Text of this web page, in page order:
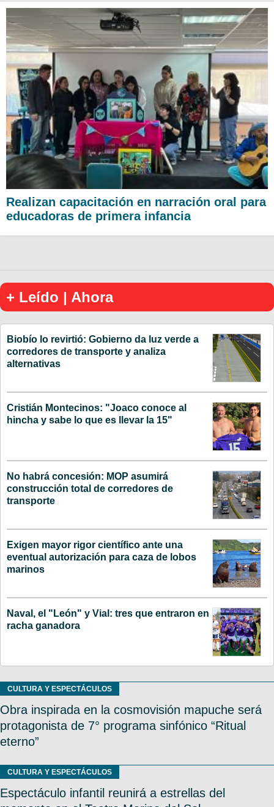
Realizan capacitación en narración oral para
educadoras de primera infancia
+ Leído | Ahora
Biobío lo revirtió: Gobierno da luz verde a
corredores de transporte y analiza
alternativas
Cristián Montecinos: "Joaco conoce al
hincha y sabe lo que es llevar la 15"
No habrá concesión: MOP asumirá
construcción total de corredores de
transporte
Exigen mayor rigor científico ante una
eventual autorización para caza de lobos
marinos
Naval, el "León" y Vial: tres que entraron en
racha ganadora
CULTURA Y ESPECTÁCULOS
Obra inspirada en la cosmovisión mapuche será
protagonista de 7° programa sinfónico “Ritual
eterno”
CULTURA Y ESPECTÁCULOS
Espectáculo infantil reunirá a estrellas del